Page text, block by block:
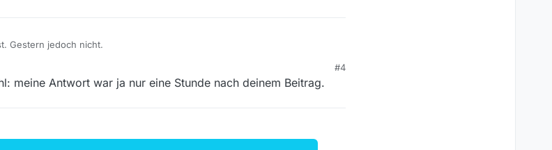
Gestern jedoch nicht.
#4
meine Antwort war ja nur eine Stunde nach deinem Beitrag.